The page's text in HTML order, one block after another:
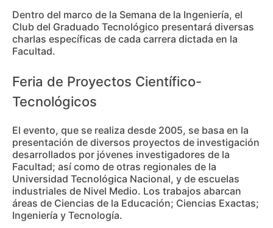
Dentro del marco de la Semana de la Ingeniería, el
Club del Graduado Tecnológico presentará diversas
charlas específicas de cada carrera dictada en la
Facultad.
Feria de Proyectos Científico-
Tecnológicos
El evento, que se realiza desde 2005, se basa en la
presentación de diversos proyectos de investigación
desarrollados por jóvenes investigadores de la
Facultad; así como de otras regionales de la
Universidad Tecnológica Nacional, y de escuelas
industriales de Nivel Medio. Los trabajos abarcan
áreas de Ciencias de la Educación; Ciencias Exactas;
Ingeniería y Tecnología.